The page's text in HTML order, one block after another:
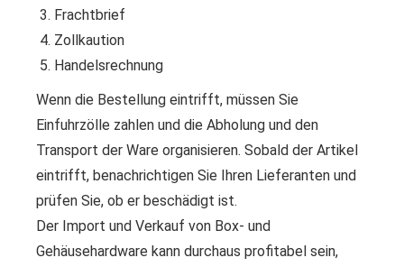
Frachtbrief
Zollkaution
Handelsrechnung
Wenn die Bestellung eintrifft, müssen Sie
Einfuhrzölle zahlen und die Abholung und den
Transport der Ware organisieren. Sobald der Artikel
eintrifft, benachrichtigen Sie Ihren Lieferanten und
prüfen Sie, ob er beschädigt ist.
Der Import und Verkauf von Box- und
Gehäusehardware kann durchaus profitabel sein,